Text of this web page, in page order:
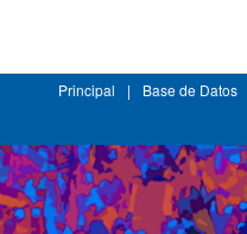
Principal | Base de Datos